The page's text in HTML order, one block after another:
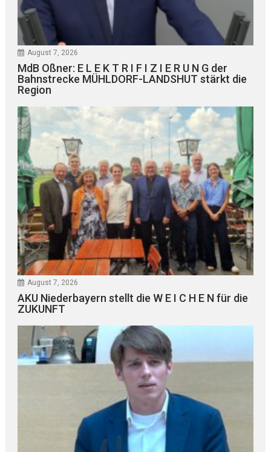
August 7, 2026
MdB Oßner: E L E K T R I F I Z I E R U N G der
Bahnstrecke MÜHLDORF-LANDSHUT stärkt die
Region
August 7, 2026
AKU Niederbayern stellt die W E I C H E N für die
ZUKUNFT